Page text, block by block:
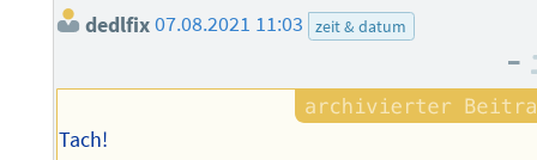
dedlfix07.08.2021 11:03 zeit & datum
–
Tach!